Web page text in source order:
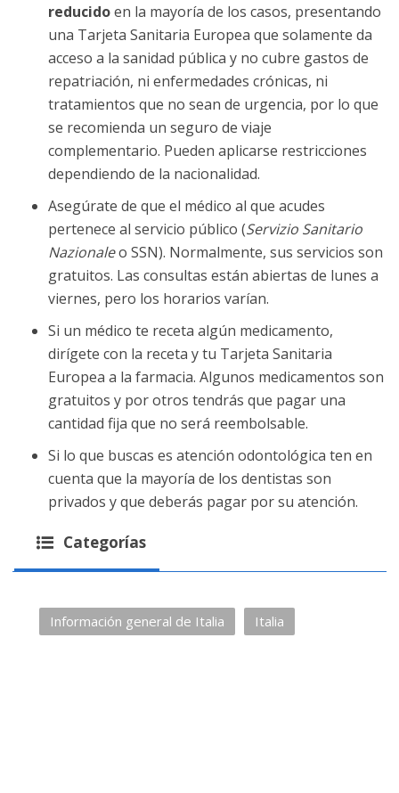
reducidoen la mayoría de los casos, presentando
una Tarjeta Sanitaria Europea que solamente da
acceso a la sanidad pública y no cubre gastos de
repatriación, ni enfermedades crónicas, ni
tratamientos que no sean de urgencia, por lo que
se recomienda un seguro de viaje
complementario. Pueden aplicarse restricciones
dependiendo de la nacionalidad.
Asegúrate de que el médico al que acudes
pertenece al servicio público (Servizio Sanitario
Nazionaleo SSN). Normalmente, sus servicios son
gratuitos. Las consultas están abiertas de lunes a
viernes, pero los horarios varían.
Si un médico te receta algún medicamento,
dirígete con la receta y tu Tarjeta Sanitaria
Europea a la farmacia. Algunos medicamentos son
gratuitos y por otros tendrás que pagar una
cantidad fija que no será reembolsable.
Si lo que buscas es atención odontológica ten en
cuenta que la mayoría de los dentistas son
privados y que deberás pagar por su atención.
Categorías
Información general de Italia Italia